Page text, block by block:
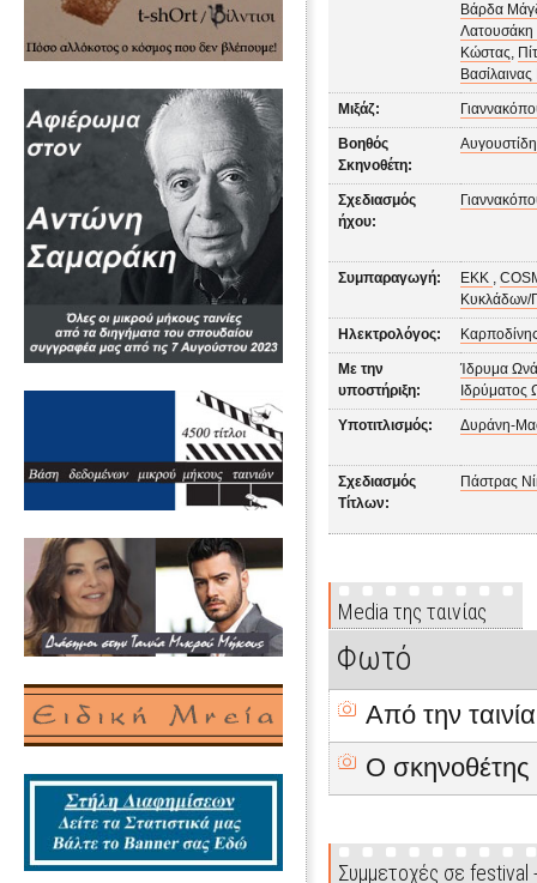
Βάρδα
Λατουσάκη
Κώστας,
Μιξάζ:
Βοηθός
Σκηνοθέτη:
Σχεδιασμός
ήχου:
Συμπαραγωγή: ΕΚΚ ,
Κυκλάδων/
Ηλεκτρολόγος:
Με την
υποστήριξη:
Ίδρυμα
Ιδρύματος
Υποτιτλισμός: Δυράνη-
Σχεδιασμός
Τίτλων:
Πάστρας
Media της ταινίας
Φωτό
Από την ταινία
Ο σκηνοθέτης
Συμμετοχές σε